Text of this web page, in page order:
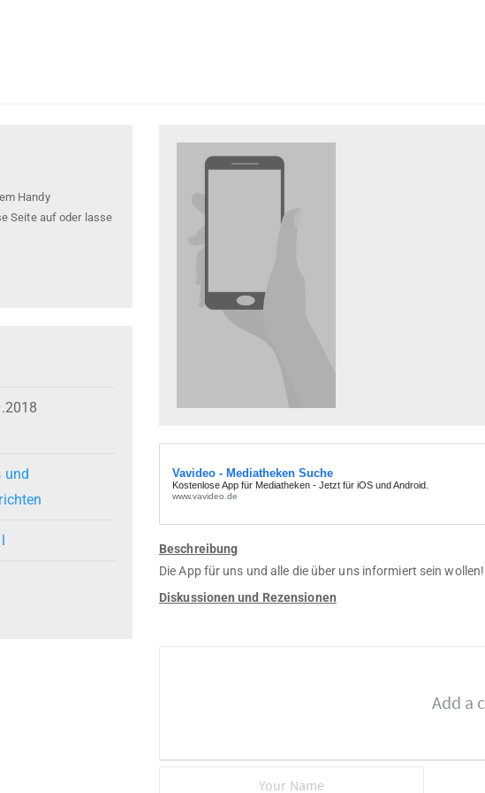
Handy
Seite auf oder lasse
und
Beschreibung
Die App für uns und alle die über uns informiert sein wollen!
Diskussionen und Rezensionen